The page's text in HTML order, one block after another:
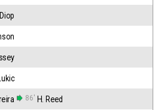
86' H. Reed